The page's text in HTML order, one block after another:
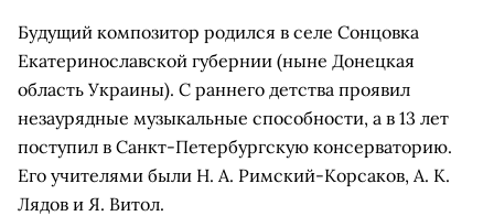
Будущий композитор родился в селе Сонцовка
Екатеринославской губернии (ныне Донецкая
область Украины). С раннего детства проявил
незаурядные музыкальные способности, а в 13 лет
поступил в Санкт-Петербургскую консерваторию.
Его учителями были Н. А. Римский-Корсаков, А. К.
Лядов и Я. Витол.